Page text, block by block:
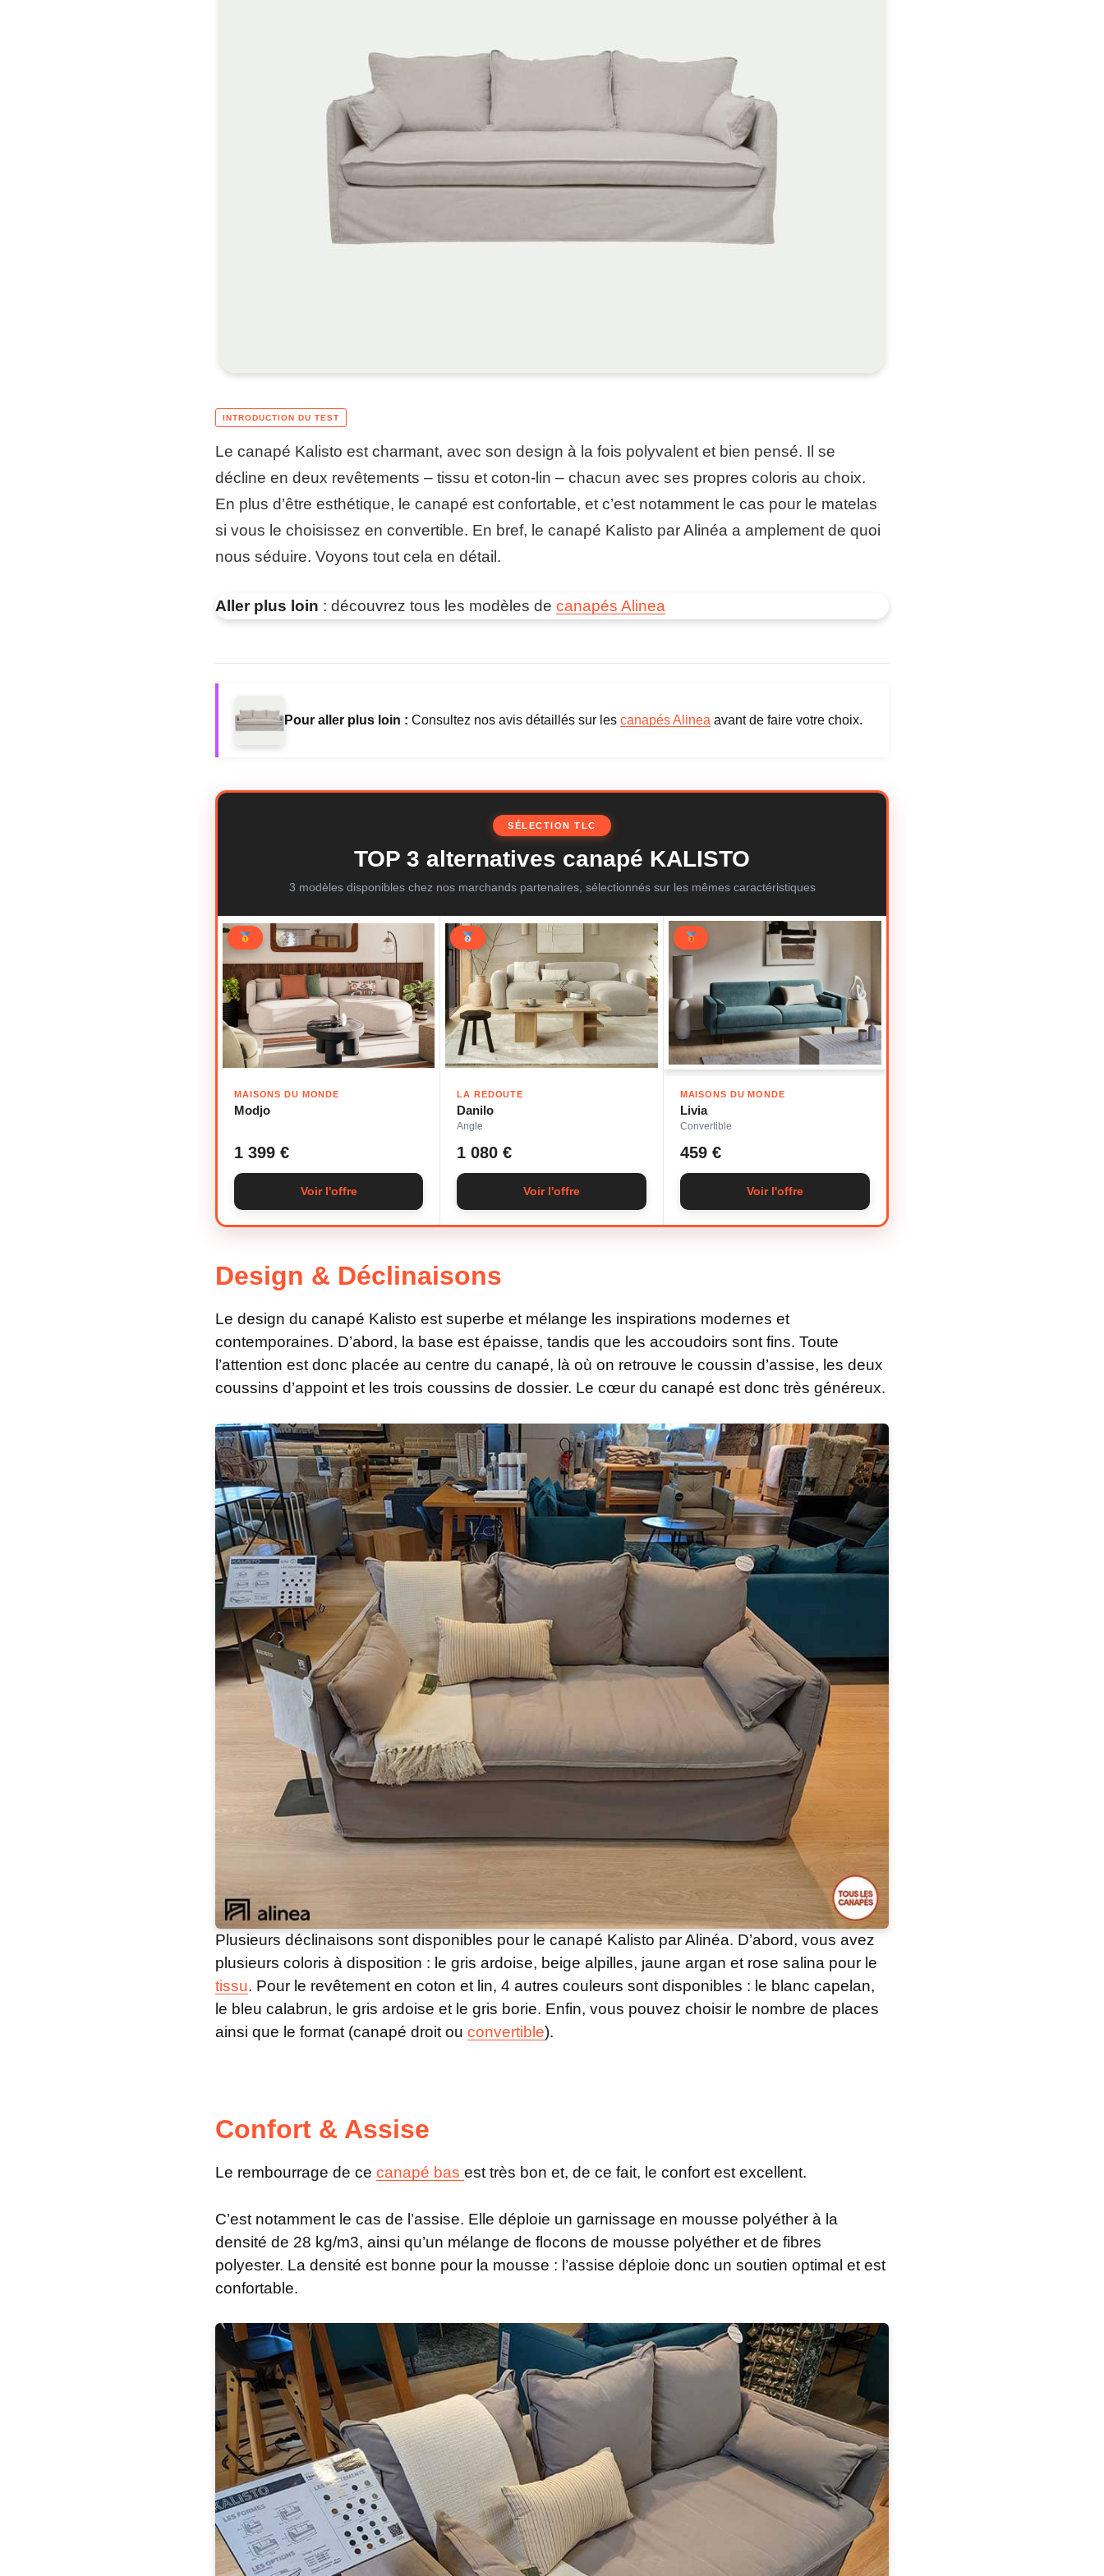
Le canapé Kalisto est charmant, avec son design à la fois polyvalent et bien pensé. Il se
décline en deux revêtements – tissu et coton-lin – chacun avec ses propres coloris au choix.
En plus d’être esthétique, le canapé est confortable, et c’est notamment le cas pour le matelas
si vous le choisissez en convertible. En bref, le canapé Kalisto par Alinéa a amplement de quoi
nous séduire. Voyons tout cela en détail.
Aller plus loin : découvrez tous les modèles de canapés Alinea
Pour aller plus loin : Consultez nos avis détaillés sur les canapés Alinea avant de faire votre choix.
SÉLECTION TLC
TOP 3 alternatives canapé KALISTO
3 modèles disponibles chez nos marchands partenaires, sélectionnés sur les mêmes caractéristiques
MAISONS DU MONDE
Modjo
1 399 €
Voir l'offre
LA REDOUTE
Danilo
Angle
1 080 €
Voir l'offre
MAISONS DU MONDE
Livia
Convertible
459 €
Voir l'offre
Design & Déclinaisons
Le design du canapé Kalisto est superbe et mélange les inspirations modernes et
contemporaines. D’abord, la base est épaisse, tandis que les accoudoirs sont fins. Toute
l’attention est donc placée au centre du canapé, là où on retrouve le coussin d’assise, les deux
coussins d’appoint et les trois coussins de dossier. Le cœur du canapé est donc très généreux.
Plusieurs déclinaisons sont disponibles pour le canapé Kalisto par Alinéa. D’abord, vous avez
plusieurs coloris à disposition : le gris ardoise, beige alpilles, jaune argan et rose salina pour le
tissu. Pour le revêtement en coton et lin, 4 autres couleurs sont disponibles : le blanc capelan,
le bleu calabrun, le gris ardoise et le gris borie. Enfin, vous pouvez choisir le nombre de places
ainsi que le format (canapé droit ou convertible).
Confort & Assise
Le rembourrage de ce canapé bas est très bon et, de ce fait, le confort est excellent.
C’est notamment le cas de l’assise. Elle déploie un garnissage en mousse polyéther à la
densité de 28 kg/m3, ainsi qu’un mélange de flocons de mousse polyéther et de fibres
polyester. La densité est bonne pour la mousse : l’assise déploie donc un soutien optimal et est
confortable.